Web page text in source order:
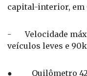
capital-interior, em
- Velocidade
veículos leves e
● Quilômetro